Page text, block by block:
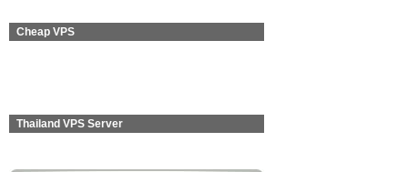
Cheap VPS
Thailand VPS Server